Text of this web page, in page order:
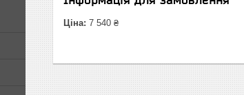
Ціна: 7 540 ₴